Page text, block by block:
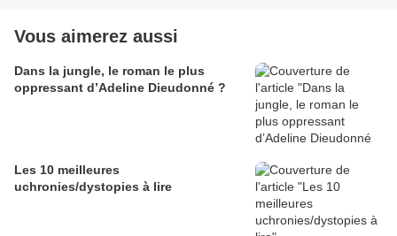
Vous aimerez aussi
Dans la jungle, le roman le plus
oppressant d’Adeline Dieudonné ?
Les 10 meilleures
uchronies/dystopies à lire